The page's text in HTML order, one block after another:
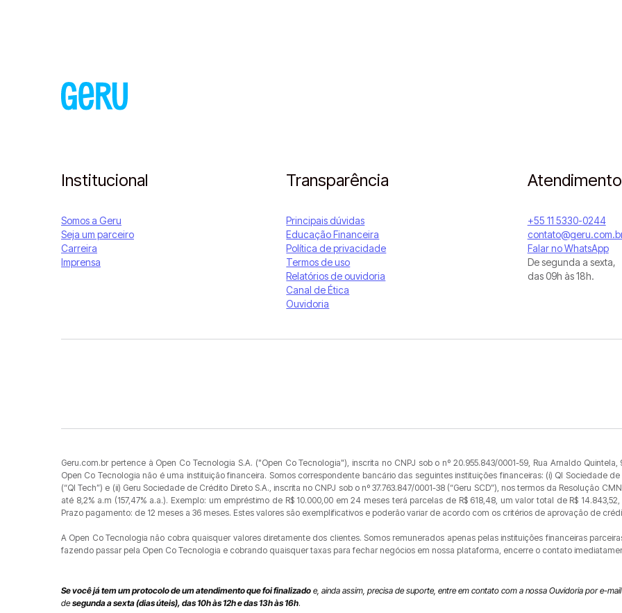
Institucional
Somos a Geru
Seja um parceiro
Carreira
Imprensa
Transparência
Principais dúvidas
Educação Financeira
Política de privacidade
Termos de uso
Relatórios de ouvidoria
Canal de Ética
Ouvidoria
Atendimento
+55 11 5330-0244
Falar no WhatsApp
De segunda a sexta,
das 09h às 18h.
Geru.com.br pertence à Open Co Tecnologia S.A. ("Open Co Tecnologia"), inscrita no CNPJ sob o nº 20.955.843/0001-59, Rua Arnaldo
Open Co Tecnologia não é uma instituição financeira. Somos correspondente bancário das seguintes instituições financeiras: (i) QI Sociedade
(“QI Tech”) e (ii) Geru Sociedade de Crédito Direto S.A., inscrita no CNPJ sob o nº 37.763.847/0001-38 (“Geru SCD”), nos termos da Resolução
até 8,2% a.m (157,47% a.a.). Exemplo: um empréstimo de R$ 10.000,00 em 24 meses terá parcelas de R$ 618,48, um valor total de R$
Prazo pagamento: de 12 meses a 36 meses. Estes valores são exemplificativos e poderão variar de acordo com os critérios de aprovação de
A Open Co Tecnologia não cobra quaisquer valores diretamente dos clientes. Somos remunerados apenas pelas instituições financeiras
fazendo passar pela Open Co Tecnologia e cobrando quaisquer taxas para fechar negócios em nossa plataforma, encerre o contato
Se você já tem um protocolo de um atendimento que foi finalizado e, ainda assim, precisa de suporte, entre em contato com a nossa Ouvidoria por e-
desegunda a sexta (dias úteis), das 10h às 12h e das 13h às 16h.